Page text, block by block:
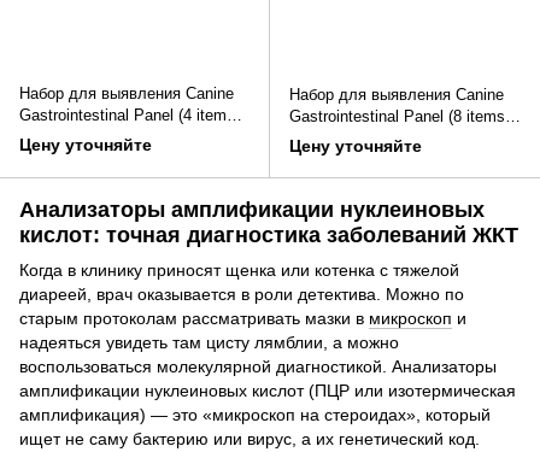
Набор для выявления Canine
Gastrointestinal Panel (4 items)
методом ПЦР в реальном
времени, уп. 8 шт.
Цену уточняйте
Набор для выявления Canine
Gastrointestinal Panel (8 items)
методом ПЦР в реальном
времени, уп. 4 шт.
Цену уточняйте
Анализаторы амплификации нуклеиновых
кислот: точная диагностика заболеваний ЖКТ
Когда в клинику приносят щенка или котенка с тяжелой
диареей, врач оказывается в роли детектива. Можно по
старым протоколам рассматривать мазки в микроскоп и
надеяться увидеть там цисту лямблии, а можно
воспользоваться молекулярной диагностикой. Анализаторы
амплификации нуклеиновых кислот (ПЦР или изотермическая
амплификация) — это «микроскоп на стероидах», который
ищет не саму бактерию или вирус, а их генетический код.